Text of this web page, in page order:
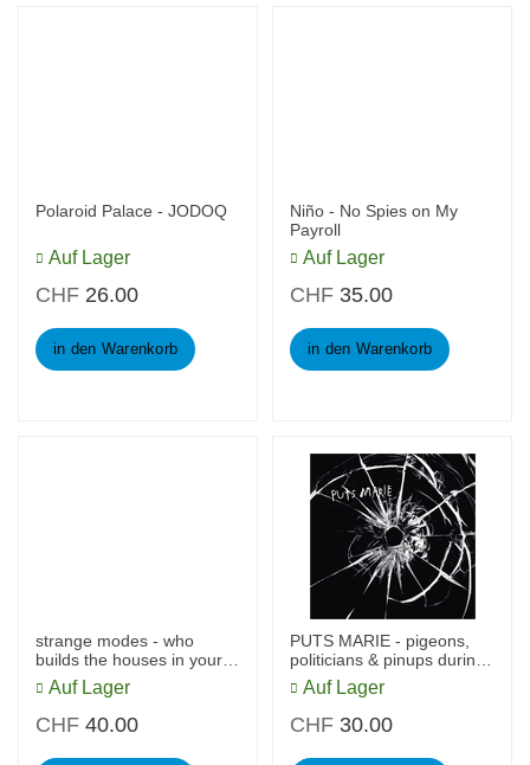
Polaroid Palace - JODOQ
Auf Lager
CHF 26.00
in den Warenkorb
Niño - No Spies on My
Payroll
Auf Lager
CHF 35.00
in den Warenkorb
strange modes - who
builds the houses in your
head
Auf Lager
CHF40.00
PUTS MARIE - pigeons,
politicians & pinups during
the end time of mankind
Auf Lager
CHF 30.00